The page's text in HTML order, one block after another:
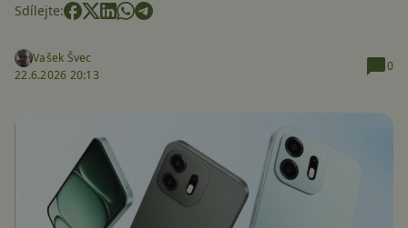
Sdílejte:
Vašek Švec
22.6.2026 20:13
0